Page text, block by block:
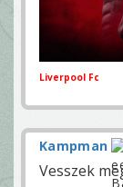
Liverpool Fc
Kampman
Vesszek